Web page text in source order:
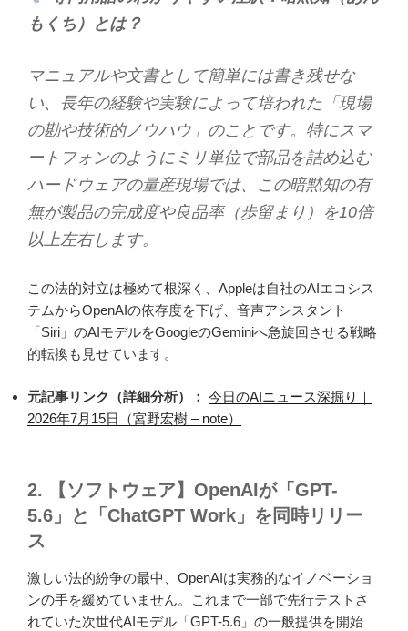
もくち）とは？
マニュアルや文書として簡単には書き残せな
い、長年の経験や実験によって培われた「現場
の勘や技術的ノウハウ」のことです。特にスマ
ートフォンのようにミリ単位で部品を詰め込む
ハードウェアの量産現場では、この暗黙知の有
無が製品の完成度や良品率（歩留まり）を10倍
以上左右します。
この法的対立は極めて根深く、Appleは自社のAIエコシス
テムからOpenAIの依存度を下げ、音声アシスタント
「Siri」のAIモデルをGoogleのGeminiへ急旋回させる戦略
的転換も見せています。
元記事リンク（詳細分析）： 今日のAIニュース深掘り｜
2026年7月15日（宮野宏樹 – note）
2. 【ソフトウェア】OpenAIが「GPT-
5.6」と「ChatGPT Work」を同時リリー
ス
激しい法的紛争の最中、OpenAIは実務的なイノベーショ
ンの手を緩めていません。これまで一部で先行テストさ
れていた次世代AIモデル「GPT-5.6」の一般提供を開始